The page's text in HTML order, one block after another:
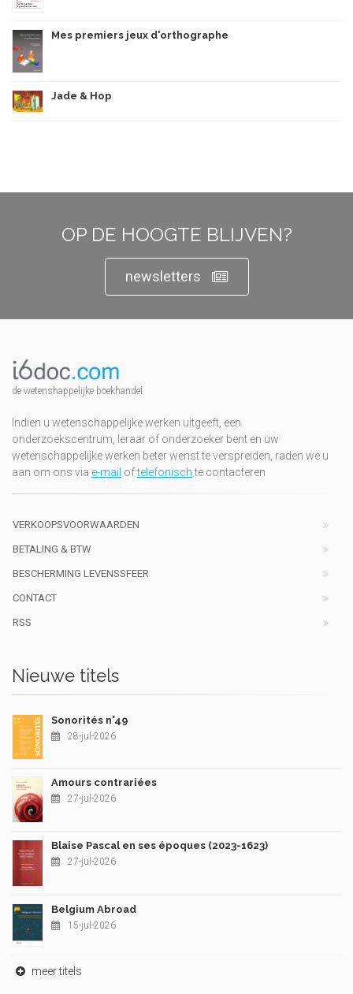
Mes premiers jeux d'orthographe
Jade & Hop
OP DE HOOGTE BLIJVEN?
newsletters
de wetenshappelijke boekhandel
Indien u wetenschappelijke werken uitgeeft, een
onderzoekscentrum, leraar of onderzoeker bent en uw
wetenschappelijke werken beter wenst te verspreiden, raden we u
aan om ons via e-mail oftelefonischte contacteren
VERKOOPSVOORWAARDEN
BETALING & BTW
BESCHERMING LEVENSSFEER
CONTACT
RSS
Nieuwe titels
Sonorités n°49
28-jul-2026
Amours contrariées
27-jul-2026
Blaise Pascal en ses époques (2023-1623)
27-jul-2026
Belgium Abroad
15-jul-2026
meer titels